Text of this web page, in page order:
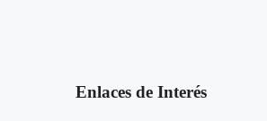
Enlaces de Interés